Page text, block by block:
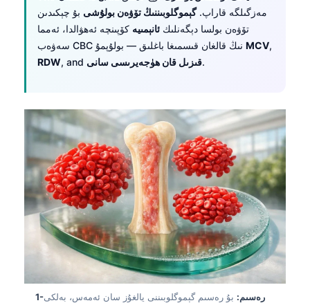
مەزگىلگە قاراپ.گېموگلوبىننىڭ تۆۋەن بولۇشى بۇ چېكىدىن
تۆۋەن بولسا دېگەنلىك ئانېمىيە كۆپىنچە ئەھۋالدا، ئەمما
MCV,
RDW, and قىزىل قان ھۈجەيرىسى سانى.
1-رەسىم: بۇ رەسىم گېموگلوبىننى يالغۇز سان ئەمەس، بەلكى